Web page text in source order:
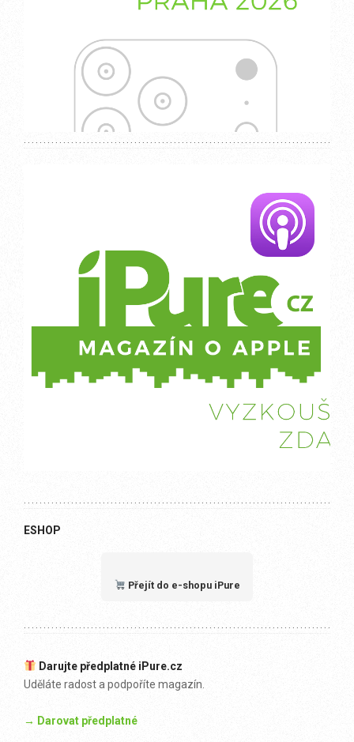
ESHOP
Přejít do e-shopu iPure
Darujte předplatné iPure.cz
Uděláte radost a podpoříte magazín.
→ Darovat předplatné